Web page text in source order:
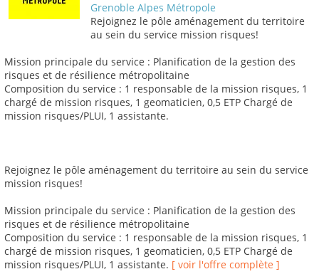
Grenoble Alpes Métropole
Rejoignez le pôle aménagement du territoire
au sein du service mission risques!
Mission principale du service : Planification de la gestion des
risques et de résilience métropolitaine
Composition du service : 1 responsable de la mission risques, 1
chargé de mission risques, 1 geomaticien, 0,5 ETP Chargé de
mission risques/PLUI, 1 assistante.
Rejoignez le pôle aménagement du territoire au sein du service
mission risques!
Mission principale du service : Planification de la gestion des
risques et de résilience métropolitaine
Composition du service : 1 responsable de la mission risques, 1
chargé de mission risques, 1 geomaticien, 0,5 ETP Chargé de
mission risques/PLUI, 1 assistante. [ voir l'offre complète ]